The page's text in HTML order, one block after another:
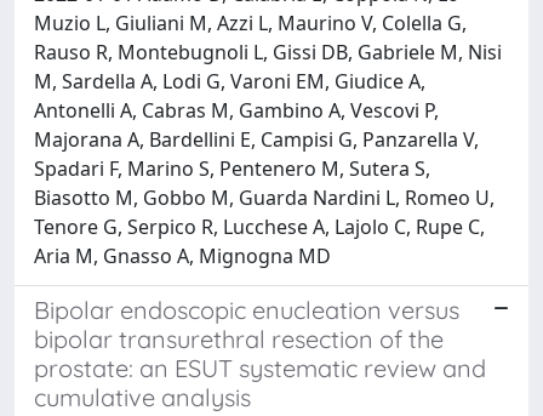
Muzio L, Giuliani M, Azzi L, Maurino V, Colella G,
Rauso R, Montebugnoli L, Gissi DB, Gabriele M, Nisi
M, Sardella A, Lodi G, Varoni EM, Giudice A,
Antonelli A, Cabras M, Gambino A, Vescovi P,
Majorana A, Bardellini E, Campisi G, Panzarella V,
Spadari F, Marino S, Pentenero M, Sutera S,
Biasotto M, Gobbo M, Guarda Nardini L, Romeo U,
Tenore G, Serpico R, Lucchese A, Lajolo C, Rupe C,
Aria M, Gnasso A, Mignogna MD
Bipolar endoscopic enucleation versus
bipolar transurethral resection of the
prostate: an ESUT systematic review and
cumulative analysis